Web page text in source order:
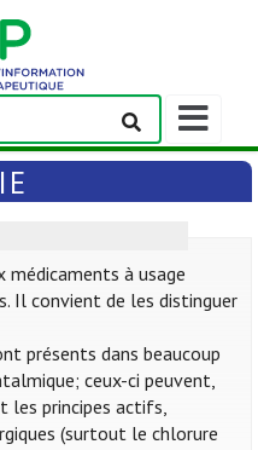
Afficher/
la
barre
navigation
médicaments à usage
Il convient de les distinguer
présents dans beaucoup
ceux-ci peuvent,
les principes actifs,
(surtout le chlorure